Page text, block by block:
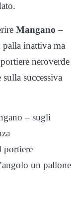
Mangano –
palla inattiva ma
neroverde
successiva
– sugli
portiere
un pallone